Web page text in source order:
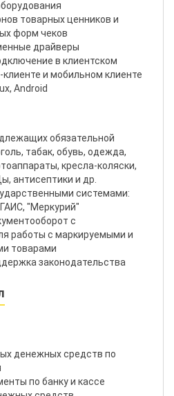
товарных ценников и
форм чеков
драйверы
в клиентском
и мобильном клиенте
Android
обязательной
табак, обувь, одежда,
кресла-коляски,
антисептики и др.
системами:
"Меркурий"
с
работы с маркируемыми и
товарами
законодательства
денежных средств по
по банку и кассе